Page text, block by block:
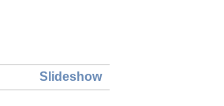
Slideshow